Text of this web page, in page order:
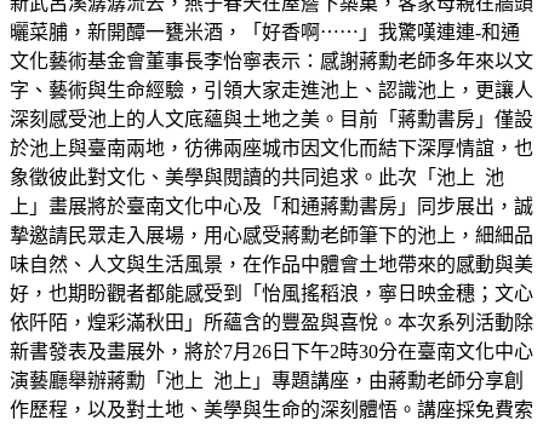
曬菜脯，新開醰一甕米酒，「好香啊⋯⋯」我驚嘆連連-和通
文化藝術基金會董事長李怡寧表示：感謝蔣勳老師多年來以文
字、藝術與生命經驗，引領大家走進池上、認識池上，更讓人
深刻感受池上的人文底蘊與土地之美。目前「蔣勳書房」僅設
於池上與臺南兩地，彷彿兩座城市因文化而結下深厚情誼，也
象徵彼此對文化、美學與閱讀的共同追求。此次「池上 池
上」畫展將於臺南文化中心及「和通蔣勳書房」同步展出，誠
摯邀請民眾走入展場，用心感受蔣勳老師筆下的池上，細細品
味自然、人文與生活風景，在作品中體會土地帶來的感動與美
好，也期盼觀者都能感受到「怡風搖稻浪，寧日映金穗；文心
依阡陌，煌彩滿秋田」所蘊含的豐盈與喜悅。本次系列活動除
新書發表及畫展外，將於7月26日下午2時30分在臺南文化中心
演藝廳舉辦蔣勳「池上 池上」專題講座，由蔣勳老師分享創
作歷程，以及對土地、美學與生命的深刻體悟。講座採免費索